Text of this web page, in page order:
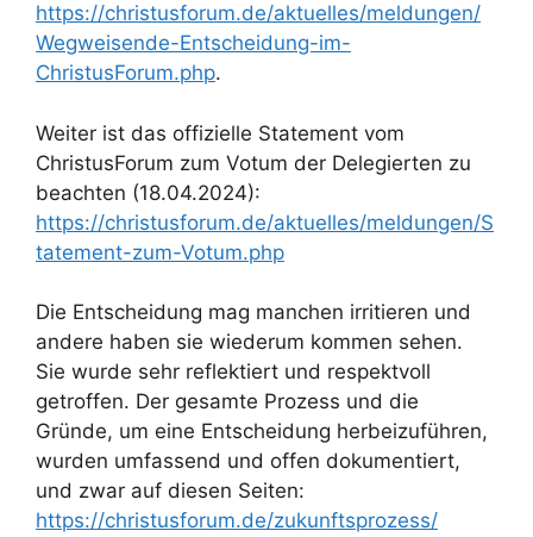
https://christusforum.de/aktuelles/meldungen/
Wegweisende-Entscheidung-im-
ChristusForum.php.
Weiter ist das offizielle Statement vom
ChristusForum zum Votum der Delegierten zu
beachten (18.04.2024):
https://christusforum.de/aktuelles/meldungen/S
tatement-zum-Votum.php
Die Entscheidung mag manchen irritieren und
andere haben sie wiederum kommen sehen.
Sie wurde sehr reflektiert und respektvoll
getroffen. Der gesamte Prozess und die
Gründe, um eine Entscheidung herbeizuführen,
wurden umfassend und offen dokumentiert,
und zwar auf diesen Seiten:
https://christusforum.de/zukunftsprozess/